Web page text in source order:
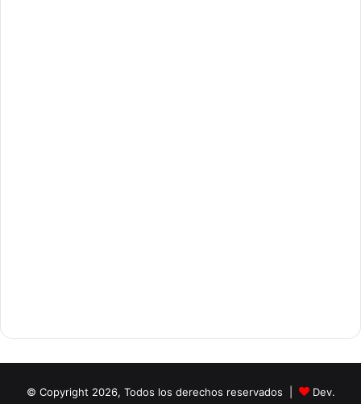
© Copyright 2026, Todos los derechos reservados | Dev.